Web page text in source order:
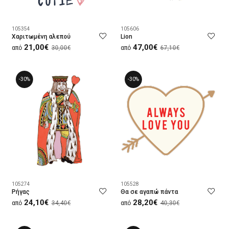
105354
Χαριτωμένη αλεπού
από 21,00€ 30,00€
105606
Lion
από 47,00€ 67,10€
-30%
105274
Ρήγας
από 24,10€ 34,40€
-30%
105528
Θα σε αγαπώ πάντα
από 28,20€ 40,30€